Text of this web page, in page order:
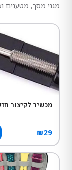
מגני מסך, מטענים
מכשיר לקיצור
₪29